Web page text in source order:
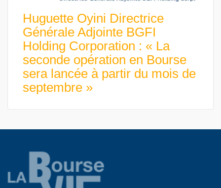
Huguette Oyini Directrice
Générale Adjointe BGFI
Holding Corporation : « La
seconde opération en Bourse
sera lancée à partir du mois de
septembre »